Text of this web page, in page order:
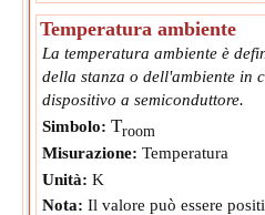
Temperatura ambiente
La temperatura ambiente è
della stanza o dell'ambiente in
dispositivo a semiconduttore.
Simbolo: Troom
Misurazione: Temperatura
Unità: K
Nota: Il valore può essere